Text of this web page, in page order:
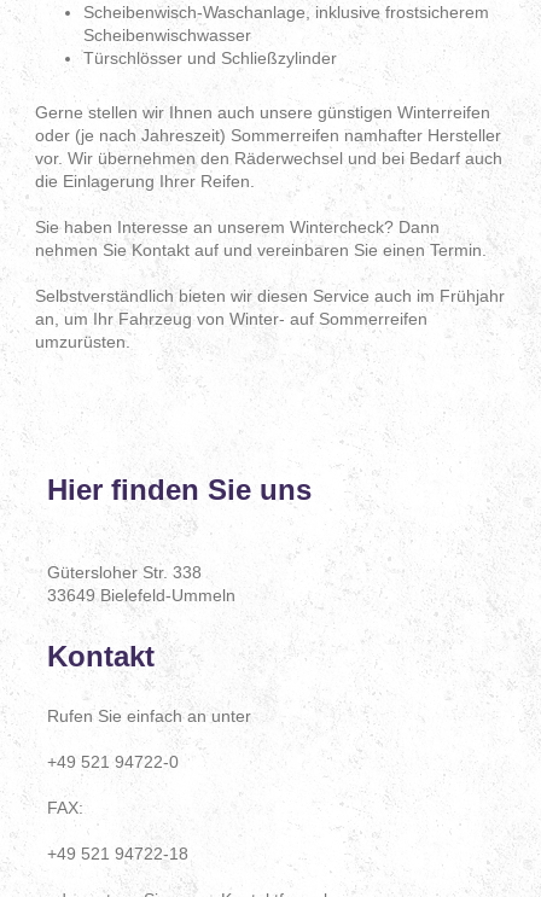
Scheibenwisch-Waschanlage, inklusive frostsicherem
Scheibenwischwasser
Türschlösser und Schließzylinder
Gerne stellen wir Ihnen auch unsere günstigen Winterreifen
oder (je nach Jahreszeit) Sommerreifen namhafter Hersteller
vor. Wir übernehmen den Räderwechsel und bei Bedarf auch
die Einlagerung Ihrer Reifen.
Sie haben Interesse an unserem Wintercheck? Dann
nehmen Sie Kontakt auf und vereinbaren Sie einen Termin.
Selbstverständlich bieten wir diesen Service auch im Frühjahr
an, um Ihr Fahrzeug von Winter- auf Sommerreifen
umzurüsten.
Hier finden Sie uns
Gütersloher Str. 338
33649 Bielefeld-Ummeln
Kontakt
Rufen Sie einfach an unter
+49 521 94722-0
FAX:
+49 521 94722-18